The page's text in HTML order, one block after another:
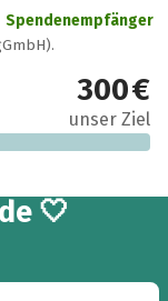
Spendenempfänger
300 €
unser Ziel
🤍